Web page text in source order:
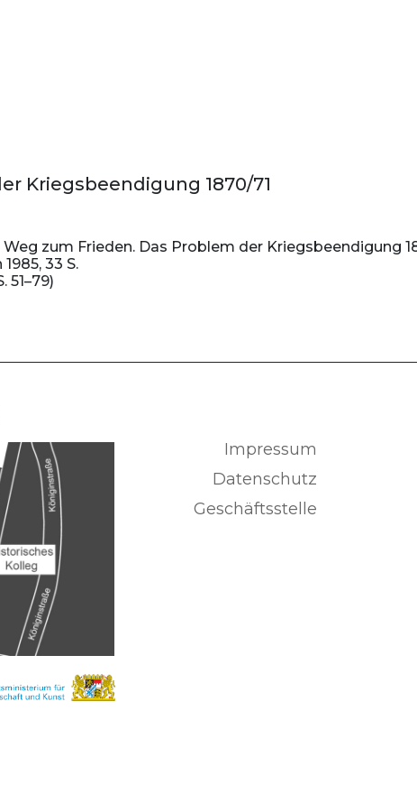
Kriegsbeendigung 1870/71
zum Frieden. Das Problem der Kriegsbeendigung
33 S.
51–79)
Impressum
Datenschutz
Geschäftsstelle